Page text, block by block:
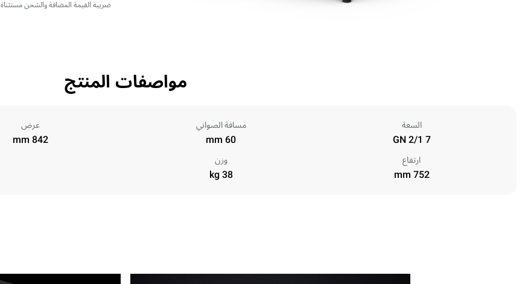
ضريبة القيمة المضافة والشحن مستثناة
مواصفات المنتج
السعة
7 GN 2/1
مسافة الصواني
60 mm
عرض
842 mm
ارتفاع
752 mm
وزن
38 kg